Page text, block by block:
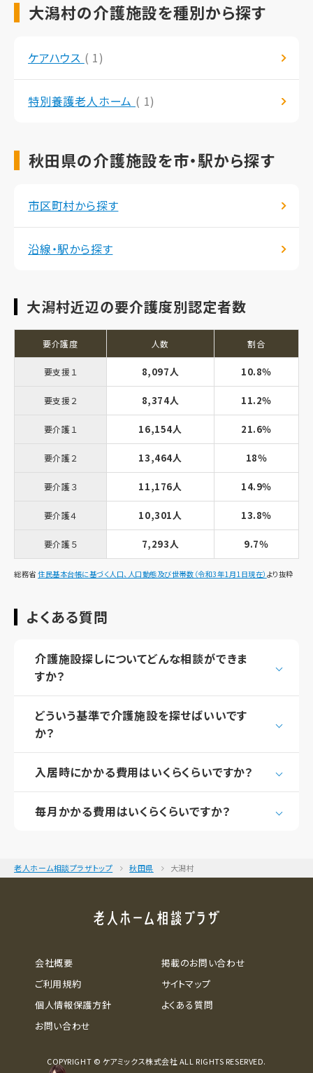
大潟村の介護施設を種別から探す
ケアハウス ( 1)
特別養護老人ホーム ( 1)
秋田県の介護施設を市・駅から探す
市区町村から探す
沿線・駅から探す
大潟村近辺の要介護度別認定者数
要介護度 人数 割合
要支援１ 8,097人 10.8％
要支援２ 8,374人 11.2％
要介護１ 16,154人 21.6％
要介護２ 13,464人 18％
要介護３ 11,176人 14.9％
要介護４ 10,301人 13.8％
要介護５ 7,293人 9.7％
総務省住民基本台帳に基づく人口、人口動態及び世帯数（令和3年1月1日現在） より抜粋
よくある質問
介護施設探しについてどんな相談ができま
すか？
どういう基準で介護施設を探せばいいです
か？
入居時にかかる費用はいくらくらいですか？
毎月かかる費用はいくらくらいですか？
老人ホーム相談プラザトップ 秋田県 大潟村
会社概要
ご利用規約
個人情報保護方針
お問い合わせ
掲載のお問い合わせ
サイトマップ
よくある質問
COPYRIGHT © ケアミックス株式会社 ALL RIGHTS RESERVED.